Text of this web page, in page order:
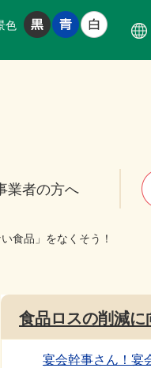
色
業者の方へ
食品」をなくそう！
食品ロスの削減に
宴会幹事さん！宴